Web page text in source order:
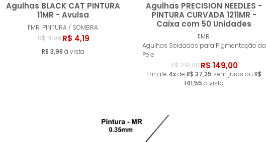
Agulhas BLACK CAT PINTURA
11MR - Avulsa
11MR PINTURA / SOMBRA
R$ 4,99R$ 4,19
R$ 3,98 à vista
Comprar
Agulhas PRECISION NEEDLES -
PINTURA CURVADA 1211MR -
Caixa com 50 Unidades
11MR
Agulhas Soldadas para Pigmentação da
Pele
R$ 219,00R$ 149,00
Em até 4xde R$ 37,25 sem juros ou R$
141,55 à vista
Comprar